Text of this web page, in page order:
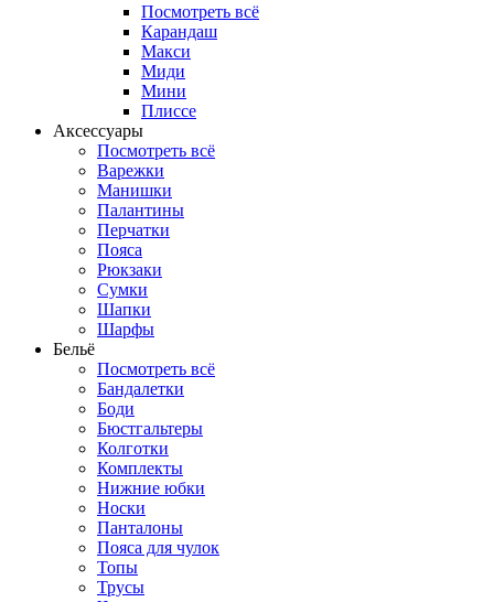
Посмотреть всё
Карандаш
Макси
Миди
Мини
Плиссе
Аксессуары
Посмотреть всё
Варежки
Манишки
Палантины
Перчатки
Пояса
Рюкзаки
Сумки
Шапки
Шарфы
Бельё
Посмотреть всё
Бандалетки
Боди
Бюстгальтеры
Колготки
Комплекты
Нижние юбки
Носки
Панталоны
Поясa для чулок
Топы
Трусы